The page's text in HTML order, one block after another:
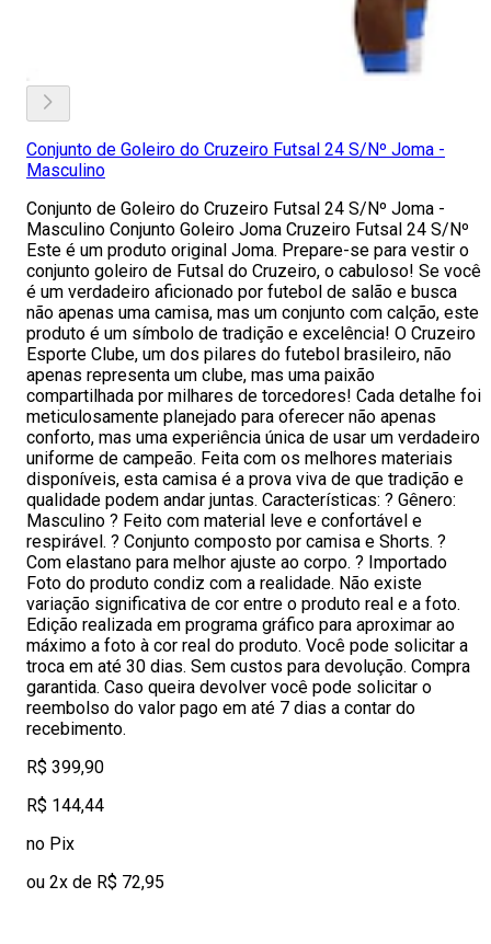
Conjunto de Goleiro do Cruzeiro Futsal 24 S/Nº Joma -
Masculino
Conjunto de Goleiro do Cruzeiro Futsal 24 S/Nº Joma -
Masculino Conjunto Goleiro Joma Cruzeiro Futsal 24 S/Nº
Este é um produto original Joma. Prepare-se para vestir o
conjunto goleiro de Futsal do Cruzeiro, o cabuloso! Se você
é um verdadeiro aficionado por futebol de salão e busca
não apenas uma camisa, mas um conjunto com calção, este
produto é um símbolo de tradição e excelência! O Cruzeiro
Esporte Clube, um dos pilares do futebol brasileiro, não
apenas representa um clube, mas uma paixão
compartilhada por milhares de torcedores! Cada detalhe foi
meticulosamente planejado para oferecer não apenas
conforto, mas uma experiência única de usar um verdadeiro
uniforme de campeão. Feita com os melhores materiais
disponíveis, esta camisa é a prova viva de que tradição e
qualidade podem andar juntas. Características: ? Gênero:
Masculino ? Feito com material leve e confortável e
respirável. ? Conjunto composto por camisa e Shorts. ?
Com elastano para melhor ajuste ao corpo. ? Importado
Foto do produto condiz com a realidade. Não existe
variação significativa de cor entre o produto real e a foto.
Edição realizada em programa gráfico para aproximar ao
máximo a foto à cor real do produto. Você pode solicitar a
troca em até 30 dias. Sem custos para devolução. Compra
garantida. Caso queira devolver você pode solicitar o
reembolso do valor pago em até 7 dias a contar do
recebimento.
R$ 399,90
R$ 144,44
no Pix
ou 2x de R$ 72,95